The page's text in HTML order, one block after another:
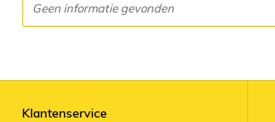
Geen informatie gevonden
Klantenservice